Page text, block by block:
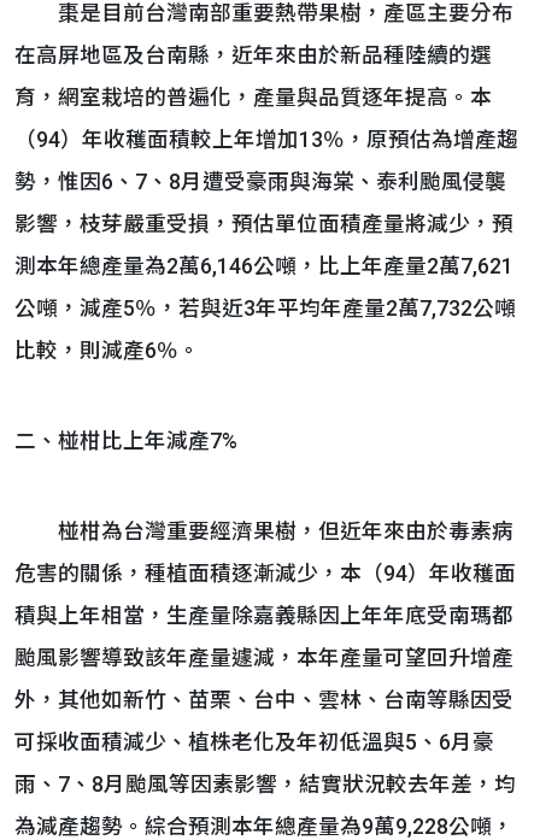
棗是目前台灣南部重要熱帶果樹，產區主要分布
在高屏地區及台南縣，近年來由於新品種陸續的選
育，網室栽培的普遍化，產量與品質逐年提高。本
（94）年收穫面積較上年增加13％，原預估為增產趨
勢，惟因6、7、8月遭受豪雨與海棠、泰利颱風侵襲
影響，枝芽嚴重受損，預估單位面積產量將減少，預
測本年總產量為2萬6,146公噸，比上年產量2萬7,621
公噸，減產5％，若與近3年平均年產量2萬7,732公噸
比較，則減產6％。
二、椪柑比上年減產7%
椪柑為台灣重要經濟果樹，但近年來由於毒素病
危害的關係，種植面積逐漸減少，本（94）年收穫面
積與上年相當，生產量除嘉義縣因上年年底受南瑪都
颱風影響導致該年產量遽減，本年產量可望回升增產
外，其他如新竹、苗栗、台中、雲林、台南等縣因受
可採收面積減少、植株老化及年初低溫與5、6月豪
雨、7、8月颱風等因素影響，結實狀況較去年差，均
為減產趨勢。綜合預測本年總產量為9萬9,228公噸，